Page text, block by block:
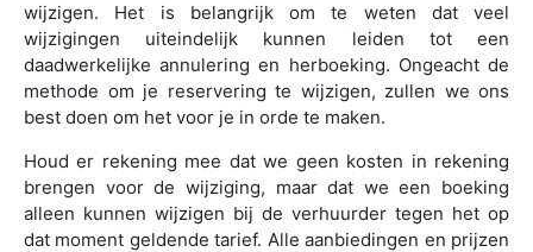
wijzigen. Het is belangrijk om te weten dat veel
wijzigingen uiteindelijk kunnen leiden tot een
daadwerkelijke annulering en herboeking. Ongeacht de
methode om je reservering te wijzigen, zullen we ons
best doen om het voor je in orde te maken.
Houd er rekening mee dat we geen kosten in rekening
brengen voor de wijziging, maar dat we een boeking
alleen kunnen wijzigen bij de verhuurder tegen het op
dat moment geldende tarief. Alle aanbiedingen en prijzen